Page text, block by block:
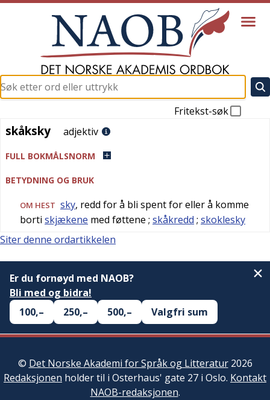
Fritekst-søk
skåksky
skåksky adjektiv
FULL BOKMÅLSNORM
BETYDNING OG BRUK
OM HEST sky, redd for å bli spent for eller å komme
borti skjækene med føttene ; skåkredd ; skoklesky
Siter denne ordartikkelen
Er du fornøyd med NAOB?
Bli med og bidra!
100,–
250,– 500,– Valgfri sum
© Det Norske Akademi for Språk og Litteratur2026
Redaksjonen holder til i Osterhaus' gate 27 i Oslo. Kontakt
NAOB-redaksjonen.